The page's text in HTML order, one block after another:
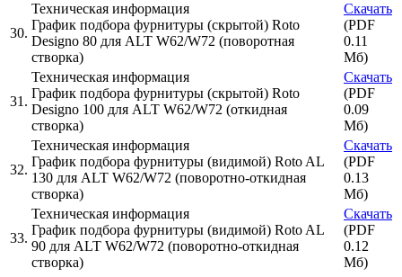
30.
Техническая информация
График подбора фурнитуры (скрытой) Roto
Designo 80 для ALT W62/W72 (поворотная
створка)
Скачать
(PDF
0.11
Мб)
31.
Техническая информация
График подбора фурнитуры (скрытой) Roto
Designo 100 для ALT W62/W72 (откидная
створка)
Скачать
(PDF
0.09
Мб)
32.
Техническая информация
График подбора фурнитуры (видимой) Roto AL
130 для ALT W62/W72 (поворотно-откидная
створка)
Скачать
(PDF
0.13
Мб)
33.
Техническая информация
График подбора фурнитуры (видимой) Roto AL
90 для ALT W62/W72 (поворотно-откидная
створка)
Скачать
(PDF
0.12
Мб)